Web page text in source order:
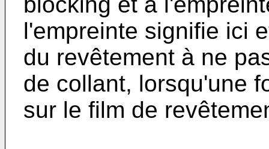
l'empreinte signifie ici
du revêtement à ne
de collant, lorsqu'une
sur le film de